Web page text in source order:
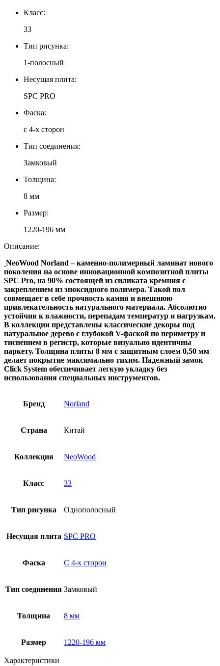
Класс:
33
Тип рисунка:
1-полосный
Несущая плита:
SPC PRO
Фаска:
с 4-х сторон
Тип соединения:
Замковый
Толщина:
8 мм
Размер:
1220-196 мм
Описание:
NeoWood Norland – каменно-полимерный ламинат нового
поколения на основе инновационной композитной плиты
SPC Pro, на 90% состоящей из силиката кремния с
закреплением из эпоксидного полимера. Такой пол
совмещает в себе прочность камня и внешнюю
привлекательность натурального материала. Абсолютно
устойчив к влажности, перепадам температур и нагрузкам.
В коллекции представлены классические декоры под
натуральное дерево с глубокой V-фаской по периметру и
тиснением в регистр, которые визуально идентичны
паркету. Толщина плиты 8 мм с защитным слоем 0,50 мм
делает покрытие максимально тихим. Надежный замок
Click System обеспечивает легкую укладку без
использования специальных инструментов.
Бренд Norland
Страна Китай
Коллекция NeoWood
Класс 33
Тип рисунка Однополосный
Несущая плита SPC PRO
Фаска С 4-x сторон
Тип соединения Замковый
Толщина 8 мм
Размер 1220-196 мм
Характеристики